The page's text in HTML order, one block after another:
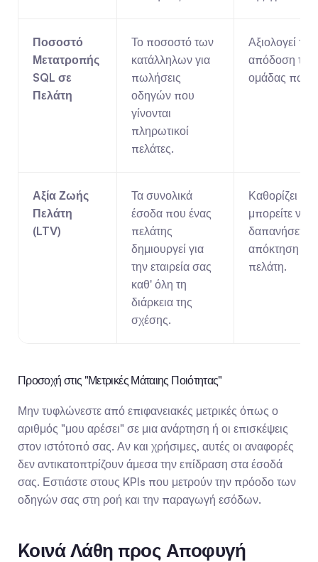
Ποσοστό
Μετατροπής
SQL σε
Πελάτη
Το ποσοστό των
κατάλληλων για
πωλήσεις
οδηγών που
γίνονται
πληρωτικοί
πελάτες.
Αξιολογεί την
απόδοση της
ομάδας
Αξία Ζωής
Πελάτη
(LTV)
Τα συνολικά
έσοδα που ένας
πελάτης
δημιουργεί για
την εταιρεία σας
καθ' όλη τη
διάρκεια της
σχέσης.
Καθορίζει
μπορείτε να
δαπανήσετε
απόκτηση
πελάτη.
Προσοχή στις "Μετρικές Μάταιης Ποιότητας"
Μην τυφλώνεστε από επιφανειακές μετρικές όπως ο
αριθμός "μου αρέσει" σε μια ανάρτηση ή οι επισκέψεις
στον ιστότοπό σας. Αν και χρήσιμες, αυτές οι αναφορές
δεν αντικατοπτρίζουν άμεσα την επίδραση στα έσοδά
σας. Εστιάστε στους KPIs που μετρούν την πρόοδο των
οδηγών σας στη ροή και την παραγωγή εσόδων.
Kοινά Λάθη προς Αποφυγή